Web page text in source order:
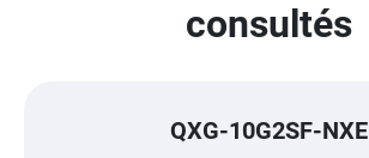
consultés
QXG-10G2SF-NXE